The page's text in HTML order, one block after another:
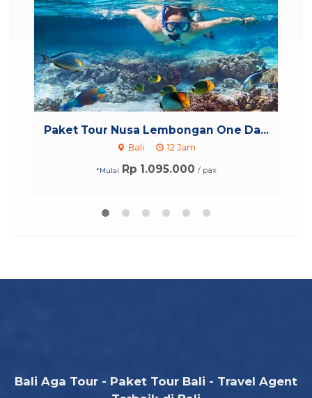
Paket Company Gathering Bali 3 H...
Bali 3 Hari 2 Malam
*Mulai Rp 1.597.500 / pax
Bali Aga Tour - Paket Tour Bali - Travel Agent